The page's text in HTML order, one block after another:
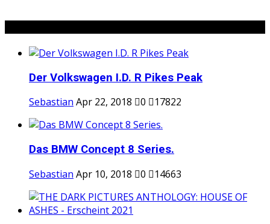
Der Volkswagen I.D. R Pikes Peak
Sebastian Apr 22, 2018 0 17822
Das BMW Concept 8 Series.
Sebastian Apr 10, 2018 0 14663